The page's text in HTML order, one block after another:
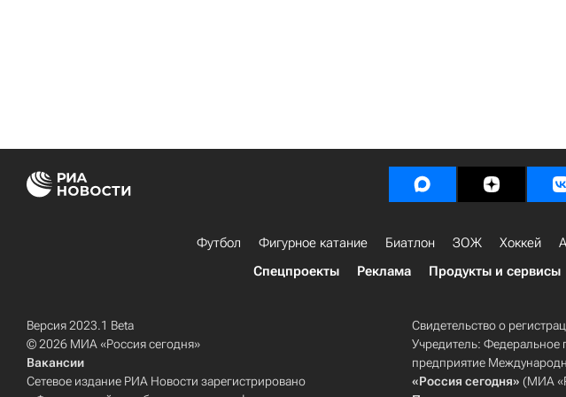
Футбол Фигурное катание Биатлон ЗОЖ Хоккей
Спецпроекты
Реклама Продукты и сервисы
Версия 2023.1 Beta
© 2026 МИА «Россия сегодня»
Вакансии
Сетевое издание РИА Новости зарегистрировано
Свидетельство о
Учредитель: Федеральное
предприятие
«Россия сегодня» (МИА